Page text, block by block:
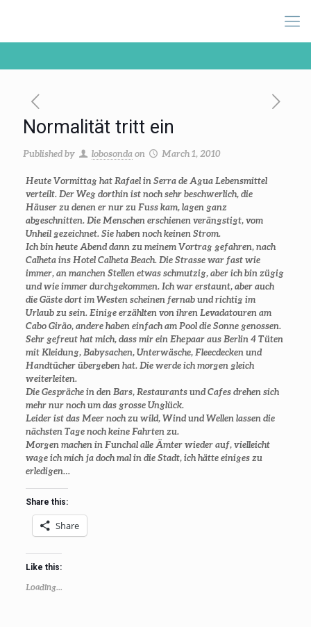
Normalität tritt ein
Published by lobosonda on March 1, 2010
Heute Vormittag hat Rafael in Serra de Agua Lebensmittel
verteilt. Der Weg dorthin ist noch sehr beschwerlich, die
Häuser zu denen er nur zu Fuss kam, lagen ganz
abgeschnitten. Die Menschen erschienen verängstigt, vom
Unheil gezeichnet. Sie haben noch keinen Strom.
Ich bin heute Abend dann zu meinem Vortrag gefahren, nach
Calheta ins Hotel Calheta Beach. Die Strasse war fast wie
immer, an manchen Stellen etwas schmutzig, aber ich bin zügig
und wie immer durchgekommen. Ich war erstaunt, aber auch
die Gäste dort im Westen scheinen fernab und richtig im
Urlaub zu sein. Einige erzählten von ihren Levadatouren am
Cabo Girão, andere haben einfach am Pool die Sonne genossen.
Sehr gefreut hat mich, dass mir ein Ehepaar aus Berlin 4 Tüten
mit Kleidung, Babysachen, Unterwäsche, Fleecdecken und
Handtücher übergeben hat. Die werde ich morgen gleich
weiterleiten.
Die Gespräche in den Bars, Restaurants und Cafes drehen sich
mehr nur noch um das grosse Unglück.
Leider ist das Meer noch zu wild, Wind und Wellen lassen die
nächsten Tage noch keine Fahrten zu.
Morgen machen in Funchal alle Ämter wieder auf, vielleicht
wage ich mich ja doch mal in die Stadt, ich hätte einiges zu
erledigen…
Share this:
Share
Like this:
Loading...